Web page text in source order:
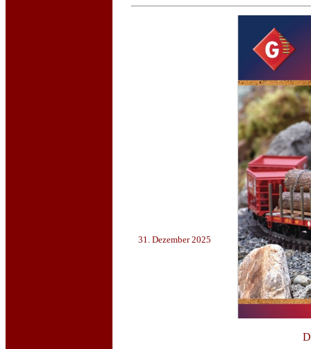
31. Dezember 2025